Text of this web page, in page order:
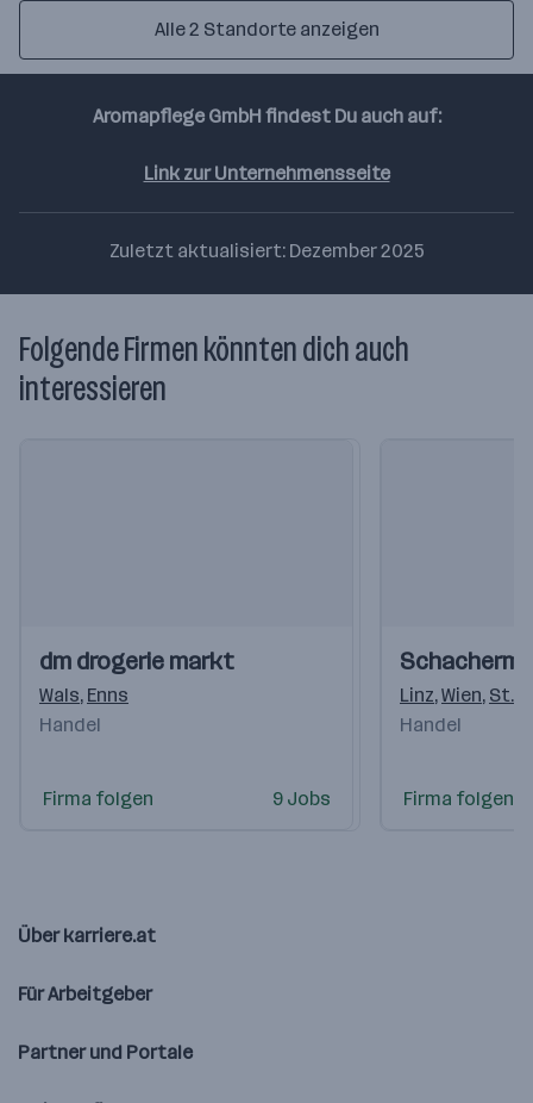
berechnen
Alle 2 Standorte anzeigen
Aromapflege GmbH findest Du auch auf:
Link zur Unternehmensseite
Zuletzt aktualisiert: Dezember 2025
Folgende Firmen könnten dich auch
interessieren
Videos
Einblicke
Einblicke
dm drogerie markt
Wals, Enns
Handel
Firma folgen 9 Jobs
Videos
Einblicke
Einblicke
Linz,Wien, St.
Handel
Firma folgen
Über karriere.at
Für Arbeitgeber
Partner und Portale